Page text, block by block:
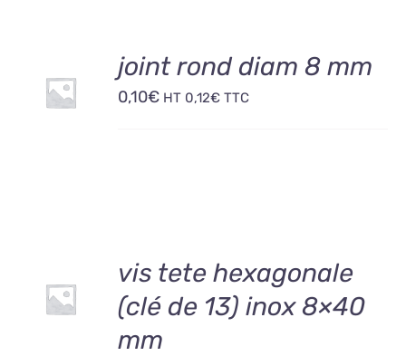
AU
PANIER
joint rond diam 8 mm
0,10€ HT 0,12€ TTC
AU
PANIER
vis tete hexagonale
(clé de 13) inox 8×40
mm